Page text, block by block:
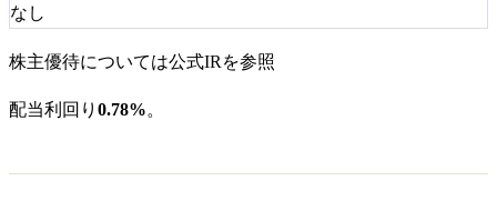
なし
株主優待については公式IRを参照
配当利回り 0.78%。